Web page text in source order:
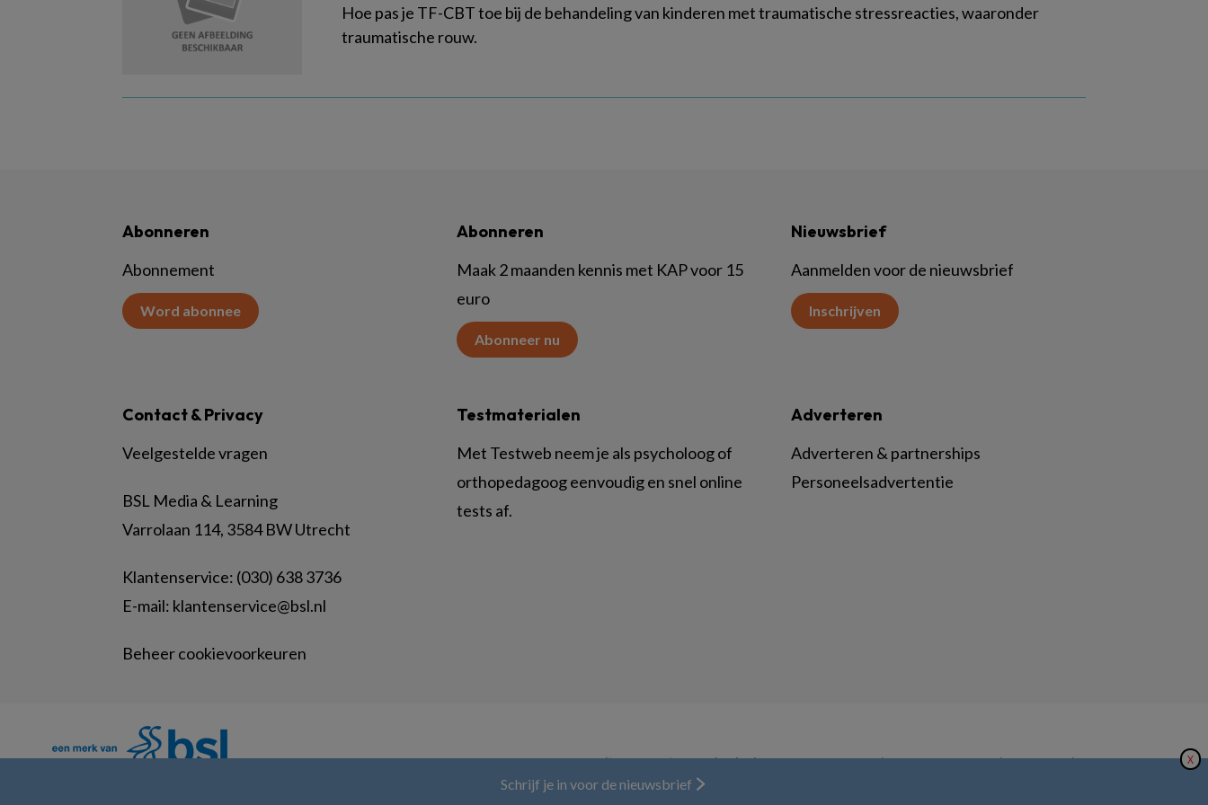
Hoe pas je TF-CBT toe bij de behandeling van kinderen met traumatische stressreacties, waaronder
traumatische rouw.
Abonneren
Abonnement
Word abonnee
Abonneren
Maak 2 maanden kennis met KAP voor 15
euro
Abonneer nu
Nieuwsbrief
Aanmelden voor de nieuwsbrief
Inschrijven
Contact & Privacy
Veelgestelde vragen
BSL Media & Learning
Varrolaan 114, 3584 BW Utrecht
Klantenservice: (030) 638 3736
E-mail: klantenservice@bsl.nl
Beheer cookievoorkeuren
Testmaterialen
Met Testweb neem je als psycholoog of
orthopedagoog eenvoudig en snel online
tests af.
Adverteren
Adverteren & partnerships
Personeelsadvertentie
© BSL Media & Learning, onderdeel vanSpringer Nature|Privacy Statement|Disclaimer|Voorwaarden X
Schrijf je in voor de nieuwsbrief